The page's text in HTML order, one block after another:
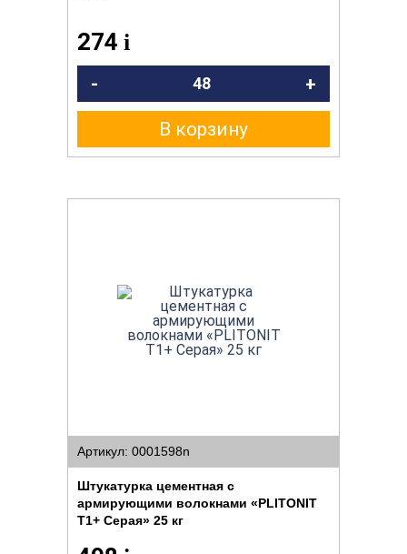
274 i
- +
В корзину
Артикул: 0001598n
Штукатурка цементная с
армирующими волокнами «PLITONIT
Т1+ Серая» 25 кг